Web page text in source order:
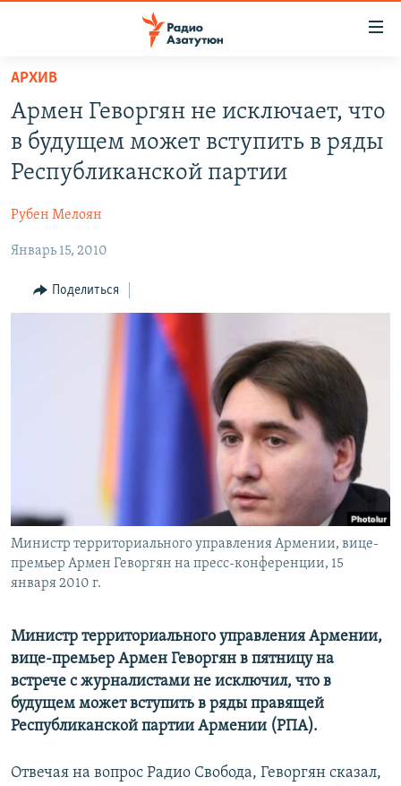
Перейти
основному
содержанию
Перейти
основной
навигации
Перейти
поиску
НОВОСТИ
ПОЛИТИКА
ЭКОНОМИКА
РЕГИОН
НАГОРНЫЙ КАРАБАХ
Все сайты Радио Азатутюн
АРХИВ
Армен Геворгян не исключает, что
в будущем может вступить в ряды
Республиканской партии
Рубен Мелоян
Январь 15, 2010
Поделиться
Министр территориального управления Армении, вице-
премьер Армен Геворгян на пресс-конференции, 15
января 2010 г.
Министр территориального управления Армении,
вице-премьер Армен Геворгян в пятницу на
встрече с журналистами не исключил, что в
будущем может вступить в ряды правящей
Республиканской партии Армении (РПА).
Отвечая на вопрос Радио Свобода, Геворгян сказал,